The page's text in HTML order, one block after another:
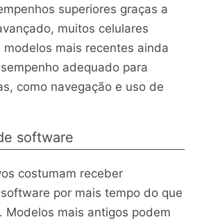
superiores graças a
muitos celulares
mais recentes ainda
adequado para
como navegação e uso de
software
costumam receber
por mais tempo do que
Modelos mais antigos podem